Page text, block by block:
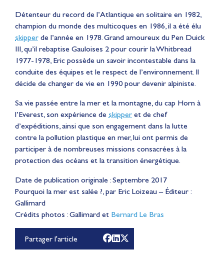
Détenteur du record de l’Atlantique en solitaire en 1982,
champion du monde des multicoques en 1986, il a été élu
skipper de l’année en 1978. Grand amoureux du Pen Duick
III, qu’il rebaptise Gauloises 2 pour courir la Whitbread
1977-1978, Eric possède un savoir incontestable dans la
conduite des équipes et le respect de l’environnement. Il
décide de changer de vie en 1990 pour devenir alpiniste.
Sa vie passée entre la mer et la montagne, du cap Horn à
l’Everest, son expérience de skipper et de chef
d’expéditions, ainsi que son engagement dans la lutte
contre la pollution plastique en mer, lui ont permis de
participer à de nombreuses missions consacrées à la
protection des océans et la transition énergétique.
Date de publication originale : Septembre 2017
Pourquoi la mer est salée ?, par Eric Loizeau – Éditeur :
Gallimard
Crédits photos : Gallimard et Bernard Le Bras
Partager l'article
Long Beach, sur le plan
d'eau des Jeux
Olympiques 2028